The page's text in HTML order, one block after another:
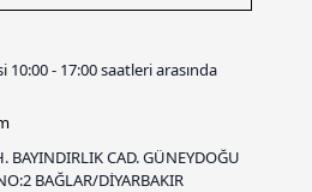
- 17:00 saatleri arasında
BAYINDIRLIK CAD. GÜNEYDOĞU
BAĞLAR/DİYARBAKIR